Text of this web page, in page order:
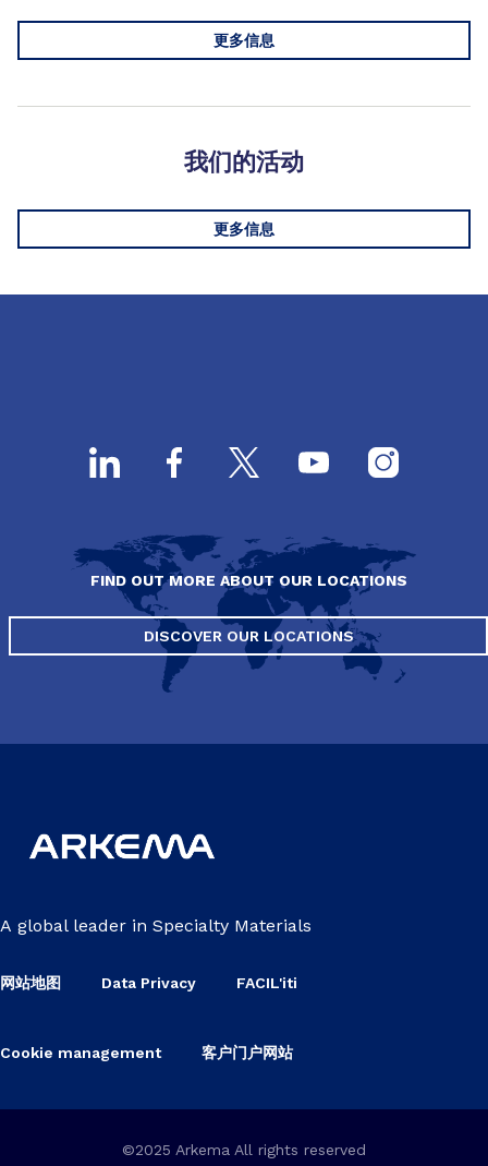
更多信息
我们的活动
更多信息
FIND OUT MORE ABOUT OUR LOCATIONS
DISCOVER OUR LOCATIONS
A global leader in Specialty Materials
网站地图 Data Privacy FACIL'iti
Cookie management 客户门户网站
©2025 Arkema All rights reserved